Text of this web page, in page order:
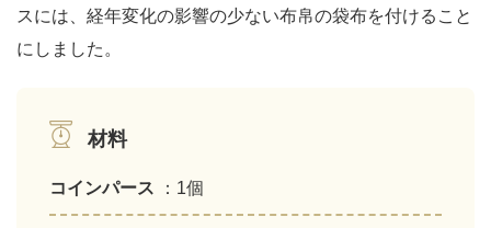
スには、経年変化の影響の少ない布帛の袋布を付けること
にしました。
材料
コインパース ：1個